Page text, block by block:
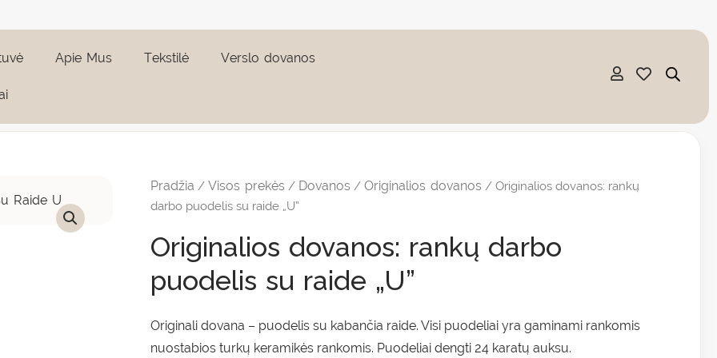
Apie Mus Tekstilė Verslo dovanos
Pradžia /Visos prekės / Dovanos /Originalios dovanos / Originalios dovanos: rankų
darbo puodelis su raide „U”
Originalios dovanos: rankų darbo
puodelis su raide „U”
Originali dovana – puodelis su kabančia raide. Visi puodeliai yra gaminami rankomis
nuostabios turkų keramikės rankomis. Puodeliai dengti 24 karatų auksu.
dovanos:
rankų
puodelis
su
"U"